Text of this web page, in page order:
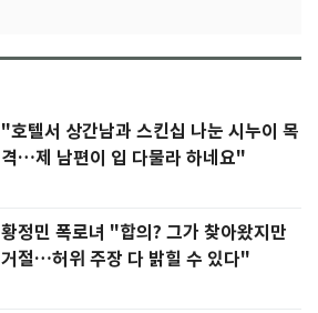
"호텔서 상간남과 스킨십 나눈 시누이 목
격…제 남편이 입 다물라 하네요"
황정민 폭로녀 "합의? 그가 찾아왔지만
거절…허위 주장 다 밝힐 수 있다"